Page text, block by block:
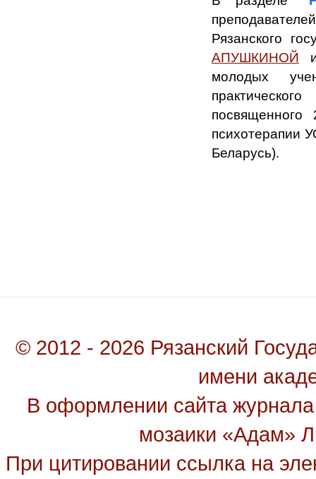
Рязанского
АПУШКИНОЙ
молодых
психотерапии
Беларусь).
© 2012 - 2026 Рязанский
имени
В оформлении сайта
мозаики «Адам»
При цитировании ссылка на